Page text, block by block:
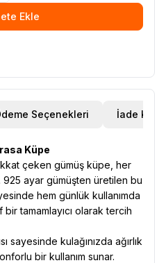
Ekle
Seçenekleri İade
Küpe
çeken gümüş küpe, her
ayar gümüşten üretilen bu
hem günlük kullanımda
tamamlayıcı olarak tercih
sayesinde kulağınızda ağırlık
bir kullanım sunar.